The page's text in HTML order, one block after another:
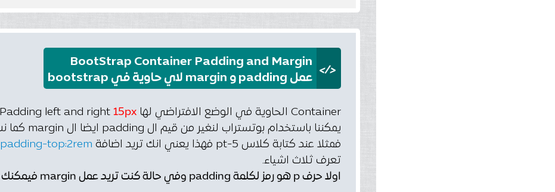
</>
BootStrap Container Padding and Margin
عمل padding و margin لاي حاوية في bootstrap
Container الحاوية في الوضع الافتراضي لها Padding left and right 15px
يمكننا باستخدام بوتستراب لنغير من قيم ال padding ايضا ال margin كما نشاء وبطريقة متجاوبة.
فمثلا عند كتابة كلاس pt-5 فهذا يعني انك تريد اضافة
padding-top:2rem.
تعرف ثلاث اشياء.
اولا حرف p هو رمز لكلمة padding وفي حالة كنت تريد عمل margin فيمكنك استبداله بحرف m.